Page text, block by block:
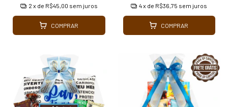
2 x de R$45,00 sem juros
COMPRAR
4x de R$36,75 sem juros
COMPRAR